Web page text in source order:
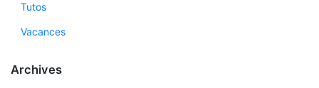
Tutos
Vacances
Archives